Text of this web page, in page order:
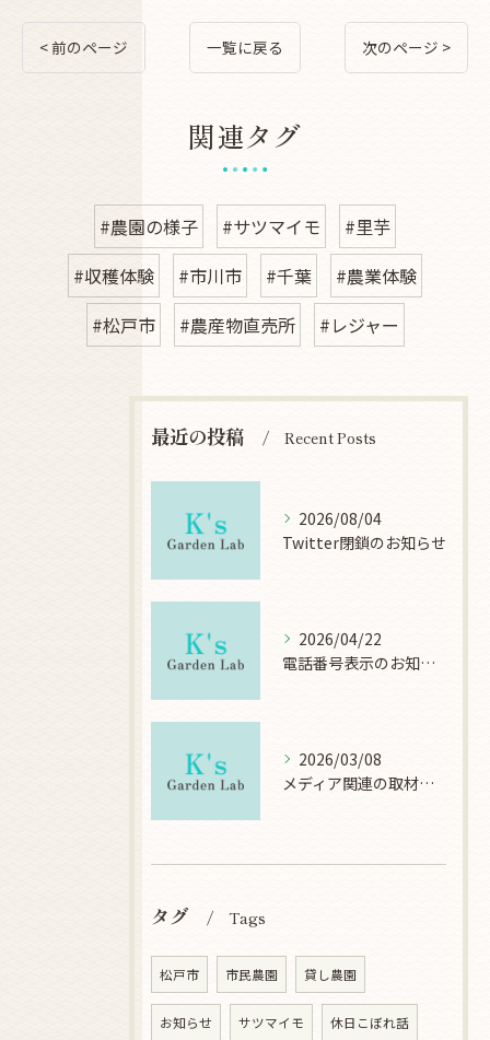
< 前のページ 一覧に戻る 次のページ >
関連タグ
#農園の様子 #サツマイモ
#里芋
#収穫体験
#市川市 #千葉
#農業体験
#松戸市
#農産物直売所 #レジャー
最近の投稿 Recent Posts
2026/08/04
Twitter閉鎖のお知らせ
2026/04/22
電話番号表示のお知らせ
2026/03/08
メディア関連の取材について
タグ Tags
松戸市 市民農園 貸し農園
お知らせ サツマイモ 休日こぼれ話